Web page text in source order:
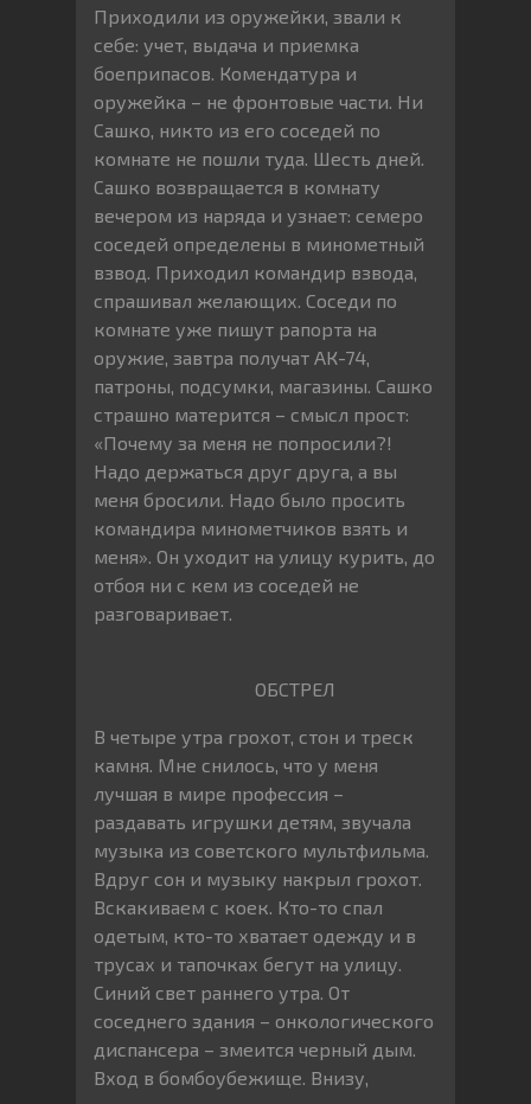
Приходили из оружейки, звали к
себе: учет, выдача и приемка
боеприпасов. Комендатура и
оружейка – не фронтовые части. Ни
Сашко, никто из его соседей по
комнате не пошли туда. Шесть дней.
Сашко возвращается в комнату
вечером из наряда и узнает: семеро
соседей определены в минометный
взвод. Приходил командир взвода,
спрашивал желающих. Соседи по
комнате уже пишут рапорта на
оружие, завтра получат АК-74,
патроны, подсумки, магазины. Сашко
страшно матерится – смысл прост:
«Почему за меня не попросили?!
Надо держаться друг друга, а вы
меня бросили. Надо было просить
командира минометчиков взять и
меня». Он уходит на улицу курить, до
отбоя ни с кем из соседей не
разговаривает.
ОБСТРЕЛ
В четыре утра грохот, стон и треск
камня. Мне снилось, что у меня
лучшая в мире профессия –
раздавать игрушки детям, звучала
музыка из советского мультфильма.
Вдруг сон и музыку накрыл грохот.
Вскакиваем с коек. Кто-то спал
одетым, кто-то хватает одежду и в
трусах и тапочках бегут на улицу.
Синий свет раннего утра. От
соседнего здания – онкологического
диспансера – змеится черный дым.
Вход в бомбоубежище. Внизу,